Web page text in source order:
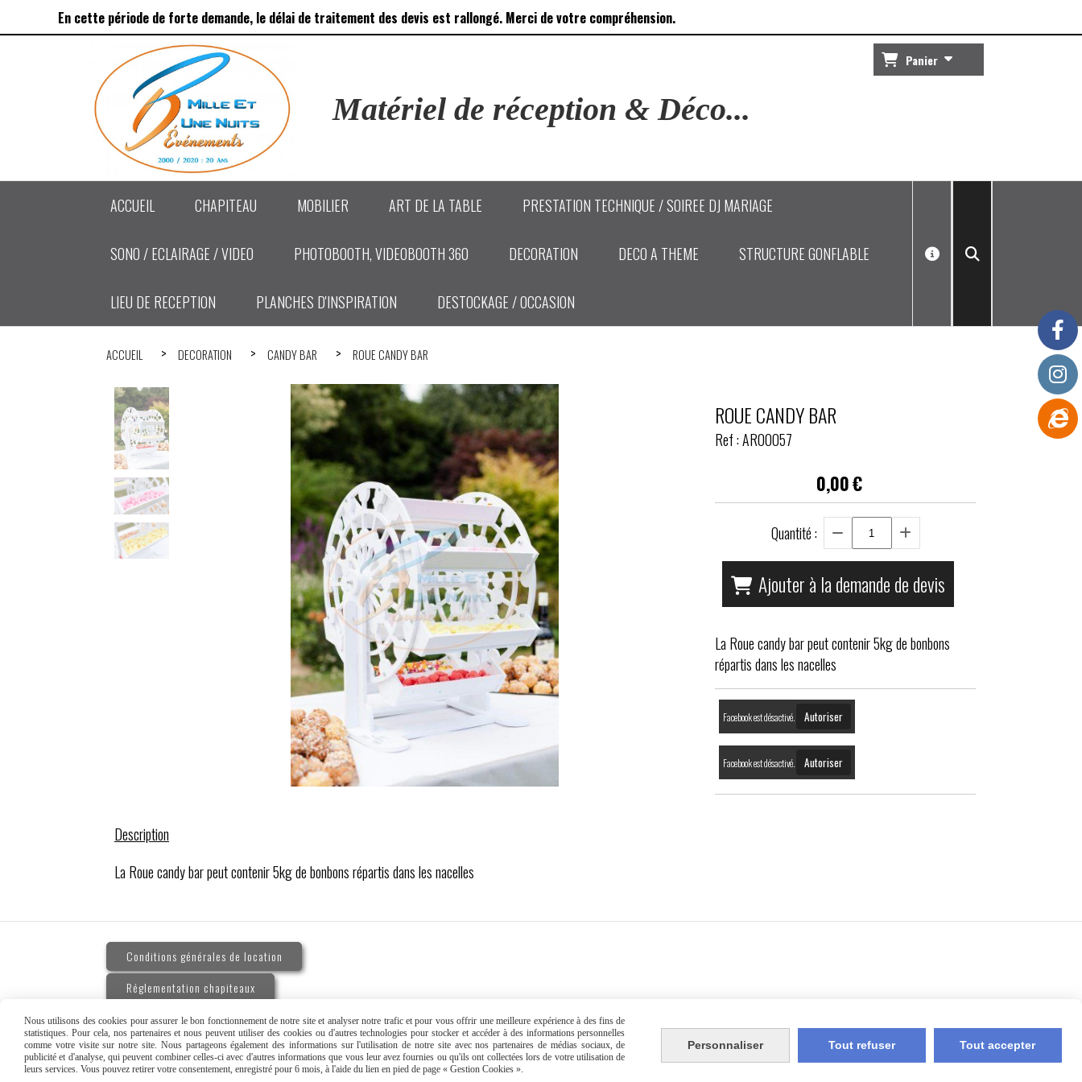
En cette période de forte demande, le délai de traitement des devis est rallongé. Merci de votre compréhension.
Matériel de réception & Déco...
Panier
ACCUEIL CHAPITEAU MOBILIER ART DE LA TABLE PRESTATION TECHNIQUE / SOIREE DJ MARIAGE
SONO / ECLAIRAGE / VIDEO PHOTOBOOTH, VIDEOBOOTH 360 DECORATION DECO A THEME STRUCTURE GONFLABLE
LIEU DE RECEPTION PLANCHES D'INSPIRATION DESTOCKAGE / OCCASION
ACCUEIL DECORATION CANDY BAR ROUE CANDY BAR
ROUE CANDY BAR
Ref :AR00057
0,00€
Quantité :
Ajouter à la demande de devis
La Roue candy bar peut contenir 5kg de bonbons
répartis dans les nacelles
Facebook est désactivé. Autoriser
Facebook est désactivé. Autoriser
Description
La Roue candy bar peut contenir 5kg de bonbons répartis dans les nacelles
Conditions générales de location
Réglementation chapiteaux
Facebook est désactivé. Autoriser
MENTIONS LÉGALES GESTION COOKIES CRÉER UN SITE INTERNET MILLE ET UNE NUITS EVENEMENTS
Nous utilisons des cookies pour assurer le bon fonctionnement de notre site et analyser notre trafic et pour vous offrir une meilleure expérience à des fins de
statistiques. Pour cela, nos partenaires et nous peuvent utiliser des cookies ou d'autres technologies pour stocker et accéder à des informations personnelles
comme votre visite sur notre site. Nous partageons également des informations sur l'utilisation de notre site avec nos partenaires de médias sociaux, de
publicité et d'analyse, qui peuvent combiner celles-ci avec d'autres informations que vous leur avez fournies ou qu'ils ont collectées lors de votre utilisation de
leurs services. Vous pouvez retirer votre consentement, enregistré pour 6 mois, à l'aide du lien en pied de page « Gestion Cookies ».
Personnaliser Tout refuser Tout accepter